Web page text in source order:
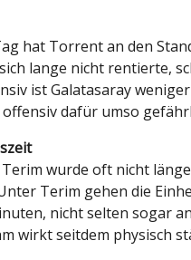
hat Torrent an den
lange nicht rentierte,
ist Galatasaray
dafür umso
wurde oft nicht
Terim gehen die
nicht selten sogar
wirkt seitdem physisch